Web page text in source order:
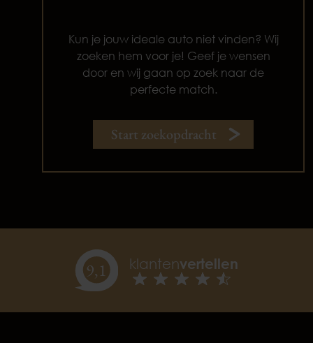
Kun je jouw ideale auto niet vinden? Wij
zoeken hem voor je! Geef je wensen
door en wij gaan op zoek naar de
perfecte match.
Start zoekopdracht
9,1 klantenvertellen